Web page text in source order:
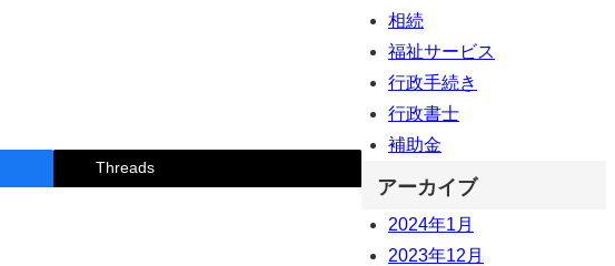
Threads
相続
福祉サービス
行政手続き
行政書士
補助金
アーカイブ
2024年1月
2023年12月